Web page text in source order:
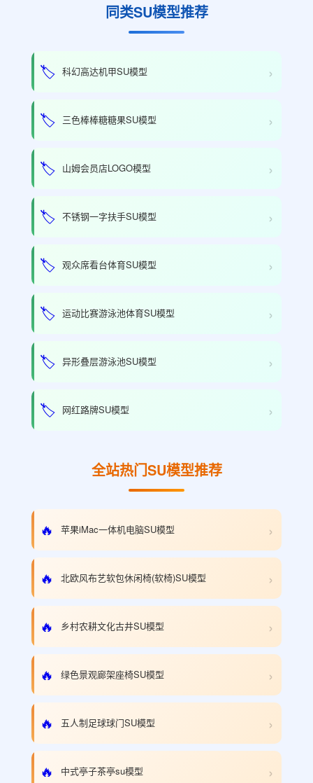
同类SU模型推荐
🏷️ 科幻高达机甲SU模型 ›
🏷️ 三色棒棒糖糖果SU模型 ›
🏷️ 山姆会员店LOGO模型 ›
🏷️ 不锈钢一字扶手SU模型 ›
🏷️ 观众席看台体育SU模型 ›
🏷️ 运动比赛游泳池体育SU模型 ›
🏷️ 异形叠层游泳池SU模型 ›
🏷️ 网红路牌SU模型 ›
全站热门SU模型推荐
🔥 苹果iMac一体机电脑SU模型 ›
🔥 北欧风布艺软包休闲椅(软椅)SU模型 ›
🔥 乡村农耕文化古井SU模型 ›
🔥 绿色景观廊架座椅SU模型 ›
🔥 五人制足球球门SU模型 ›
🔥 中式亭子茶亭su模型 ›